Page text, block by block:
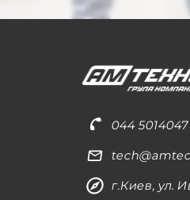
044 5014047
г.Киев, ул.